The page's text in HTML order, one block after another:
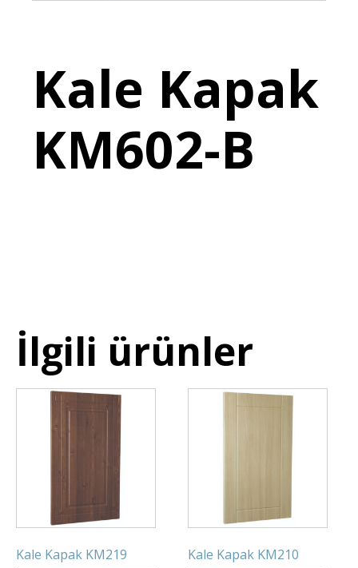
Kale Kapak
KM602-B
İlgili ürünler
Kale Kapak KM219 Kale Kapak KM210